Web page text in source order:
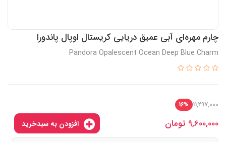
چارم مهره‌ای آبی عمیق دریایی کریستال اوپال پاندورا
Pandora Opalescent Ocean Deep Blue Charm
11,297,000
16%
9,600,000 تومان